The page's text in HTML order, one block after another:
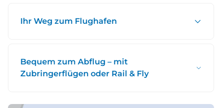
Ihr Weg zum Flughafen
Bequem zum Abflug – mit
Zubringerflügen oder Rail & Fly